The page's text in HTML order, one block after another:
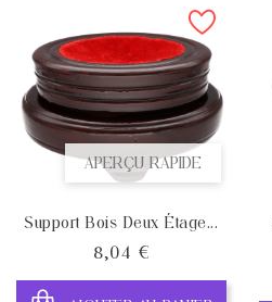
APERÇU RAPIDE
Support Bois Deux Étage...
8,04 €